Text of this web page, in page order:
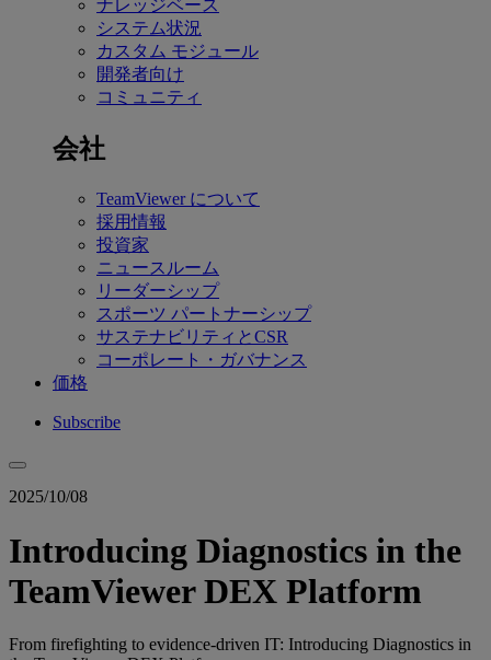
ナレッジベース
システム状況
カスタム モジュール
開発者向け
コミュニティ
会社
TeamViewer について
採用情報
投資家
ニュースルーム
リーダーシップ
スポーツ パートナーシップ
サステナビリティとCSR
コーポレート・ガバナンス
価格
Subscribe
2025/10/08
Introducing Diagnostics in the
TeamViewer DEX Platform
From firefighting to evidence-driven IT: Introducing Diagnostics in